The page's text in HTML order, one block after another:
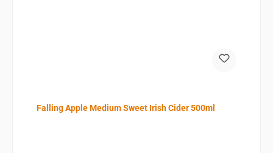
Falling Apple Medium Sweet Irish Cider 500ml